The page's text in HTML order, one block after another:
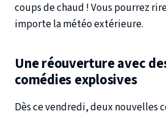
coups de chaud ! Vous pourrez
importe la météo extérieure.
Une réouverture avec
comédies explosives
Dès ce vendredi, deux nouvelles